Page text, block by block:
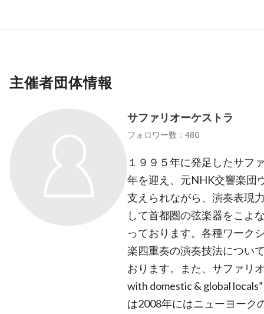
主催者団体情報
サファリオーケストラ
フォロワー数：480
１９９５年に発足したサフ
年を迎え、元NHK交響楽
支えられながら、演奏表現
して首都圏の弦楽器をこよ
っております。各種ワーク
楽四重奏の演奏技法につい
おります。また、サファリ
with domestic & global
は2008年にはニューヨーク